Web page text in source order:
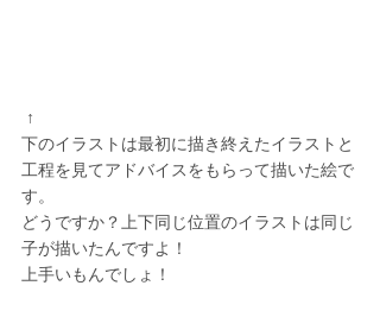
↑
下のイラストは最初に描き終えたイラストと
工程を見てアドバイスをもらって描いた絵で
す。
どうですか？上下同じ位置のイラストは同じ
子が描いたんですよ！
上手いもんでしょ！